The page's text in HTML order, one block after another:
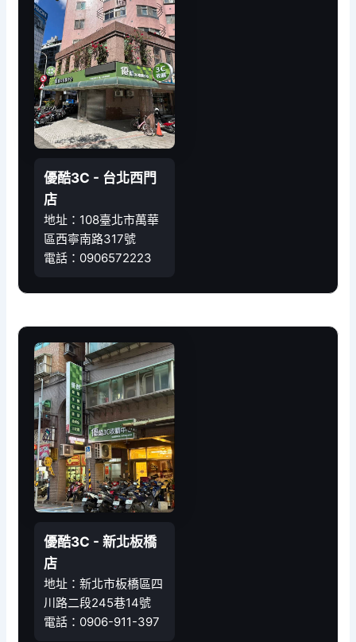
優酷3C - 台北西門
店
地址：108臺北市萬華
區西寧南路317號
電話：0906572223
優酷3C - 新北板橋
店
地址：新北市板橋區四
川路二段245巷14號
電話：0906-911-397